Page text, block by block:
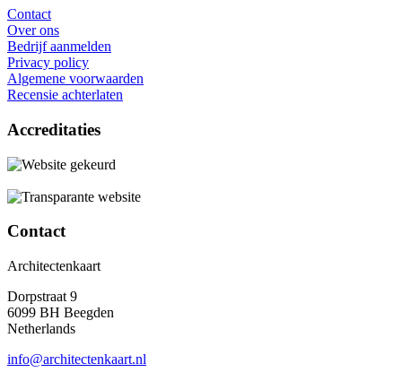
Contact
Over ons
Bedrijf aanmelden
Privacy policy
Algemene voorwaarden
Recensie achterlaten
Accreditaties
Contact
Architectenkaart
Dorpstraat 9
6099 BH Beegden
Netherlands
info@architectenkaart.nl